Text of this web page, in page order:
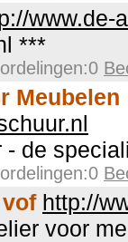
www.de-
***
Meubelen
- de
http://
voor